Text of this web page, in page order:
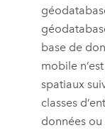
base de
mobile
spatiaux
classes
données ou